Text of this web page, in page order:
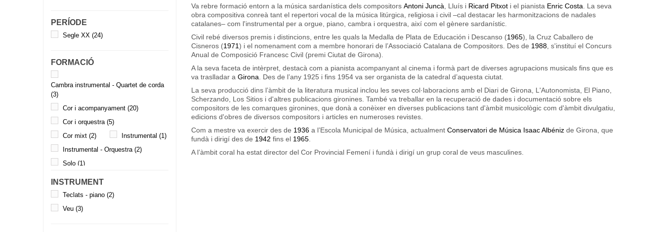
PERÍODE
Segle XX (24)
FORMACIÓ
Cambra instrumental - Quartet de corda
(3)
Cor i acompanyament (20)
Cor i orquestra (5)
Cor mixt (2) Instrumental (1)
Instrumental - Orquestra (2)
Solo (1)
INSTRUMENT
Teclats - piano (2)
Veu (3)
Va rebre formació entorn a la música sardanística dels compositors Antoni Juncà, Lluís i Ricard Pitxot i el pianista Enric Costa. La seva
obra compositiva conreà tant el repertori vocal de la música litúrgica, religiosa i civil –cal destacar les harmonitzacions de nadales
catalanes– com l'instrumental per a orgue, piano, cambra i orquestra, així com el gènere sardanístic.
Civil rebé diversos premis i distincions, entre les quals la Medalla de Plata de Educación i Descanso (1965), la Cruz Caballero de
Cisneros (1971) i el nomenament com a membre honorari de l’Associació Catalana de Compositors. Des de 1988, s'instituí el Concurs
Anual de Composició Francesc Civil (premi Ciutat de Girona).
A la seva faceta de intèrpret, destacà com a pianista acompanyant al cinema i formà part de diverses agrupacions musicals fins que es
va traslladar a Girona. Des de l’any 1925 i fins 1954 va ser organista de la catedral d’aquesta ciutat.
La seva producció dins l’àmbit de la literatura musical inclou les seves col·laboracions amb el Diari de Girona, L'Autonomista, El Piano,
Scherzando, Los Sitios i d'altres publicacions gironines. També va treballar en la recuperació de dades i documentació sobre els
compositors de les comarques gironines, que donà a conèixer en diverses publicacions tant d'àmbit musicològic com d'àmbit divulgatiu,
edicions d'obres de diversos compositors i articles en numeroses revistes.
Com a mestre va exercir des de 1936 a l’Escola Municipal de Música, actualment Conservatori de Música Isaac Albéniz de Girona, que
fundà i dirigí des de 1942 fins el 1965.
A l’àmbit coral ha estat director del Cor Provincial Femení i fundà i dirigí un grup coral de veus masculines.